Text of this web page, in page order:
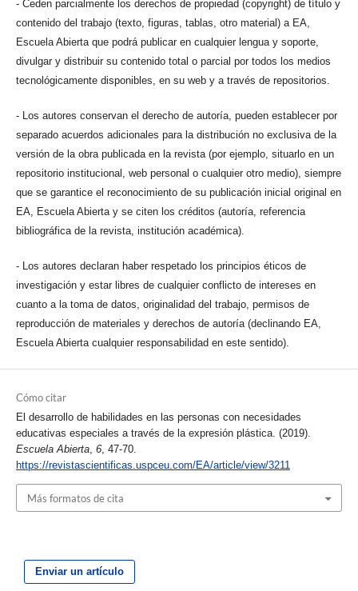
- Ceden parcialmente los derechos de propiedad (copyright) de título y
contenido del trabajo (texto, figuras, tablas, otro material) a EA,
Escuela Abierta que podrá publicar en cualquier lengua y soporte,
divulgar y distribuir su contenido total o parcial por todos los medios
tecnológicamente disponibles, en su web y a través de repositorios.
- Los autores conservan el derecho de autoría, pueden establecer por
separado acuerdos adicionales para la distribución no exclusiva de la
versión de la obra publicada en la revista (por ejemplo, situarlo en un
repositorio institucional, web personal o cualquier otro medio), siempre
que se garantice el reconocimiento de su publicación inicial original en
EA, Escuela Abierta y se citen los créditos (autoría, referencia
bibliográfica de la revista, institución académica).
- Los autores declaran haber respetado los principios éticos de
investigación y estar libres de cualquier conflicto de intereses en
cuanto a la toma de datos, originalidad del trabajo, permisos de
reproducción de materiales y derechos de autoría (declinando EA,
Escuela Abierta cualquier responsabilidad en este sentido).
Cómo citar
El desarrollo de habilidades en las personas con necesidades
educativas especiales a través de la expresión plástica. (2019).
Escuela Abierta, 6, 47-70.
https://revistascientificas.uspceu.com/EA/article/view/3211
Más formatos de cita
Enviar un artículo